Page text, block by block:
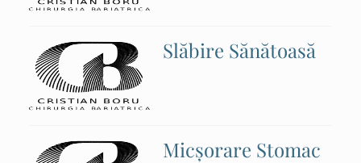
Slăbire Sănătoasă
Micșorare Stomac